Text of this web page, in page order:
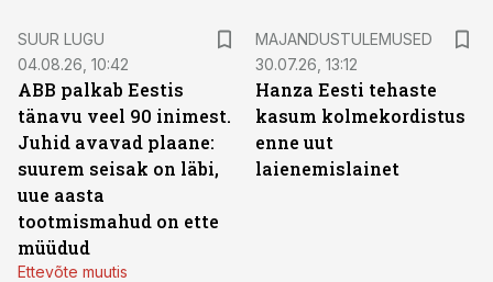
SUUR LUGU
04.08.26, 10:42
ABB palkab Eestis
tänavu veel 90 inimest.
Juhid avavad plaane:
suurem seisak on läbi,
uue aasta
tootmismahud on ette
müüdud
Ettevõte muutis
MAJANDUSTULEMUSED
30.07.26, 13:12
Hanza Eesti tehaste
kasum kolmekordistus
enne uut
laienemislainet